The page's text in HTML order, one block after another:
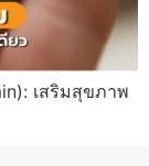
เสริมสุขภาพ